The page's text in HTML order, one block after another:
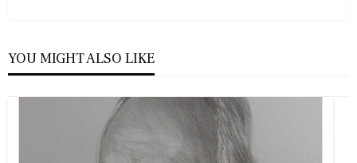
YOU MIGHT ALSO LIKE